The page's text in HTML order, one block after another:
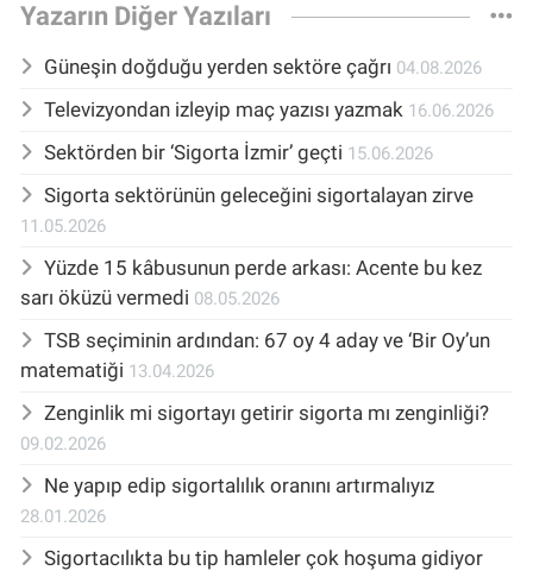
Yazarın Diğer Yazıları
Güneşin doğduğu yerden sektöre çağrı 04.08.2026
Televizyondan izleyip maç yazısı yazmak 16.06.2026
Sektörden bir ‘Sigorta İzmir’ geçti 15.06.2026
Sigorta sektörünün geleceğini sigortalayan zirve
11.05.2026
Yüzde 15 kâbusunun perde arkası: Acente bu kez
sarı öküzü vermedi 08.05.2026
TSB seçiminin ardından: 67 oy 4 aday ve ‘Bir Oy’un
matematiği 13.04.2026
Zenginlik mi sigortayı getirir sigorta mı zenginliği?
09.02.2026
Ne yapıp edip sigortalılık oranını artırmalıyız
28.01.2026
Sigortacılıkta bu tip hamleler çok hoşuma gidiyor